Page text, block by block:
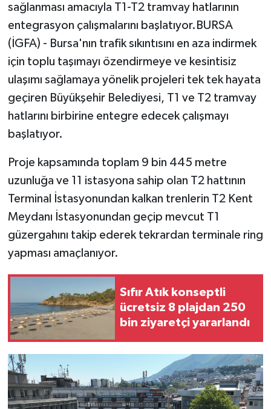
sağlanması amacıyla T1-T2 tramvay hatlarının
entegrasyon çalışmalarını başlatıyor.BURSA
(İGFA) - Bursa'nın trafik sıkıntısını en aza indirmek
için toplu taşımayı özendirmeye ve kesintisiz
ulaşımı sağlamaya yönelik projeleri tek tek hayata
geçiren Büyükşehir Belediyesi, T1 ve T2 tramvay
hatlarını birbirine entegre edecek çalışmayı
başlatıyor.
Proje kapsamında toplam 9 bin 445 metre
uzunluğa ve 11 istasyona sahip olan T2 hattının
Terminal İstasyonundan kalkan trenlerin T2 Kent
Meydanı İstasyonundan geçip mevcut T1
güzergahını takip ederek tekrardan terminale ring
yapması amaçlanıyor.
Sıfır Atık konseptli
ücretsiz 8 plajdan 250
bin ziyaretçi yararlandı